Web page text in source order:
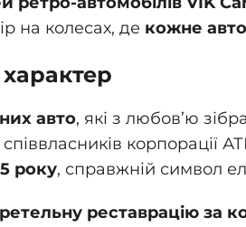
на колесах, де кожне
авто, які з любов’ю
співвласників корпорації
року, справжній символ
ретельну реставрацію за